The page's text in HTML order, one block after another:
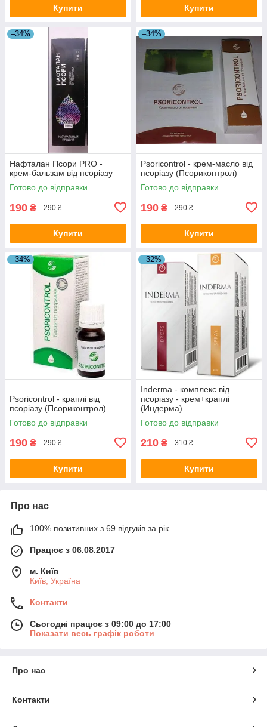
Купити Купити
–34%
Нафталан Псори PRO -
крем-бальзам від псоріазу
Готово до відправки
190 ₴ 290 ₴
Купити
–34%
Psoricontrol - крем-масло від
псоріазу (Псориконтрол)
Готово до відправки
190 ₴ 290 ₴
Купити
–34%
Psoricontrol - краплі від
псоріазу (Псориконтрол)
Готово до відправки
190 ₴ 290 ₴
Купити
–32%
Inderma - комплекс від
псоріазу - крем+краплі
(Индерма)
Готово до відправки
210 ₴ 310 ₴
Купити
Про нас
100% позитивних з 69 відгуків за рік
Працює з 06.08.2017
м. Київ
Київ, Україна
Контакти
Сьогодні працює з 09:00 до 17:00
Показати весь графік роботи
Про нас
Контакти